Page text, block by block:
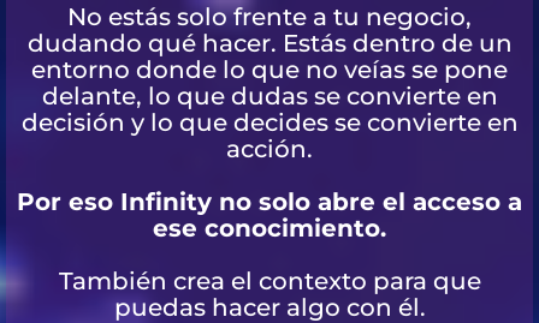
No estás solo frente a tu negocio,
dudando qué hacer. Estás dentro de un
entorno donde lo que no veías se pone
delante, lo que dudas se convierte en
decisión y lo que decides se convierte en
acción.
Por eso Infinity no solo abre el acceso a
ese conocimiento.
También crea el contexto para que
puedas hacer algo con él.